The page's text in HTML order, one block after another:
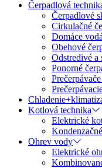
Čerpadlová
Čerpadlové
Cirkulačné
Domáce
Obehové
Odstredivé a
Ponorné
Kotlová technika
Elektrické
Ohrev vody
Elektrické